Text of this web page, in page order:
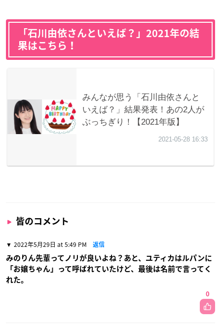
「石川由依さんといえば？」2021年の結
果はこちら！
皆のコメント
2022年5月29日 at 5:49 PM 返信
みのりん先輩ってノリが良いよね？あと、ユティカはルパンに
「お嬢ちゃん」って呼ばれていたけど、最後は名前で言ってく
れた。
0